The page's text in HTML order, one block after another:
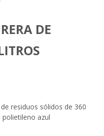
DE
residuos sólidos de 360
azul